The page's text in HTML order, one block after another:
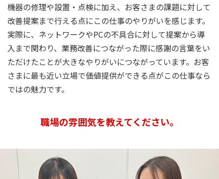
機器の修理や設置・点検に加え、お客さまの課題に対して
改善提案まで行える点にこの仕事のやりがいを感じます。
実際に、ネットワークやPCの不具合に対して提案から導
入まで関わり、業務改善につながった際に感謝の言葉をい
ただけたことが大きなやりがいにつながっています。お客
さまに最も近い立場で価値提供ができる点がこの仕事なら
ではの魅力です。
職場の雰囲気を教えてください。